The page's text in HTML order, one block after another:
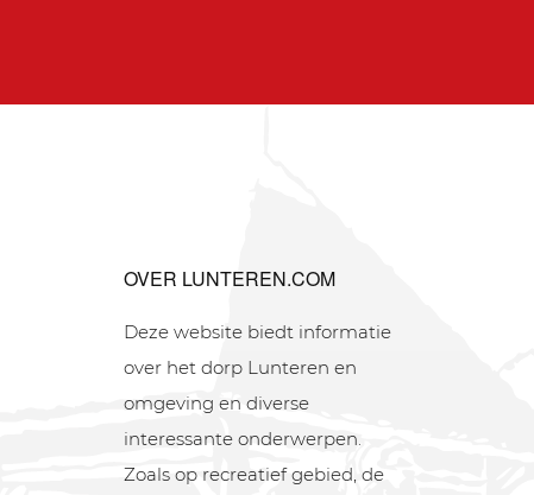
OVER LUNTEREN.COM
Deze website biedt informatie
over het dorp Lunteren en
omgeving en diverse
interessante onderwerpen.
Zoals op recreatief gebied, de